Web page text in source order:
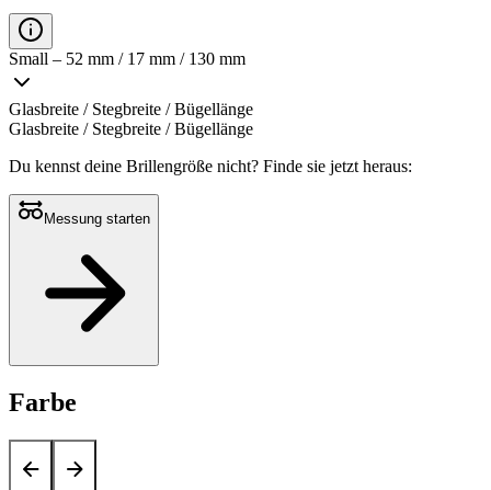
Small – 52 mm / 17 mm / 130 mm
Glasbreite / Stegbreite / Bügellänge
Glasbreite / Stegbreite / Bügellänge
Du kennst deine Brillengröße nicht? Finde sie jetzt heraus:
Messung starten
Farbe